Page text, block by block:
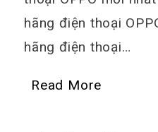
hãng điện thoại
hãng điện thoại…
Read More